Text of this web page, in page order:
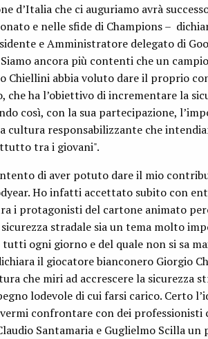
d’Italia che ci auguriamo avrà
e nelle sfide di Champions –
e Amministratore delegato di
ancora più contenti che un
Chiellini abbia voluto dare il proprio
ha l’obiettivo di incrementare la
così, con la sua partecipazione,
cultura responsabilizzante che
tra i giovani".
di aver potuto dare il mio
Ho infatti accettato subito con
i protagonisti del cartone animato
stradale sia un tema molto
tutti ogni giorno e del quale non si sa
il giocatore bianconero Giorgio
che miri ad accrescere la sicurezza
lodevole di cui farsi carico. Certo
confrontare con dei professionisti
Santamaria e Guglielmo Scilla un